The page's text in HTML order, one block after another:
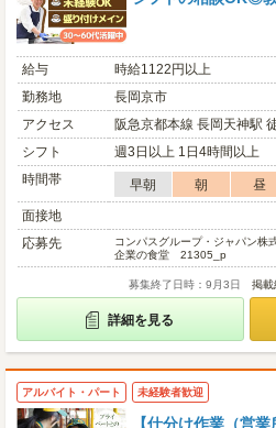
給与
時給1122円以上
勤務地
長岡京市
アクセス
阪急京都本線 長岡天神駅
シフト
週3日以上 1日4時間以上
時間帯
早朝 朝 昼
面接地
応募先
コンパスグループ・ジャパン株
企業の食堂 21305_p
募集終了日時：9月3日 掲載
詳細を見る
アルバイト・パート 未経験者歓迎
【仕分け作業（営